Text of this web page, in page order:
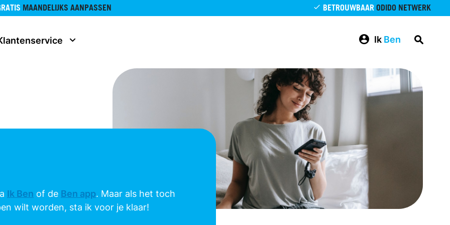
MAANDELIJKS AANPASSEN BETROUWBAAR ODIDO NETWERK
Ik Ben
Ik Ben of de Ben app. Maar als het toch
wilt worden, sta ik voor je klaar!